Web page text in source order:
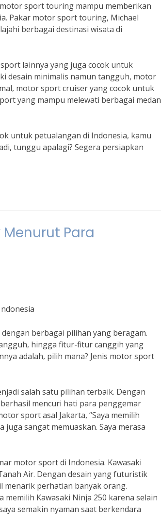
sport touring mampu memberikan
Pakar motor sport touring, Michael
berbagai destinasi wisata di
lainnya yang juga cocok untuk
desain minimalis namun tangguh, motor
motor sport cruiser yang cocok untuk
yang mampu melewati berbagai medan
untuk petualangan di Indonesia, kamu
tunggu apalagi? Segera persiapkan
Para
berbagai pilihan yang beragam.
hingga fitur-fitur canggih yang
adalah, pilih mana? Jenis motor sport
salah satu pilihan terbaik. Dengan
mencuri hati para penggemar
sport asal Jakarta, “Saya memilih
juga sangat memuaskan. Saya merasa
motor sport di Indonesia. Kawasaki
Air. Dengan desain yang futuristik
menarik perhatian banyak orang.
Kawasaki Ninja 250 karena selain
semakin nyaman saat berkendara